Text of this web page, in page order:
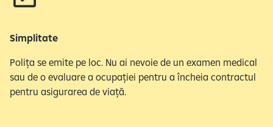
Simplitate
Polița se emite pe loc. Nu ai nevoie de un examen medical
sau de o evaluare a ocupației pentru a încheia contractul
pentru asigurarea de viață.